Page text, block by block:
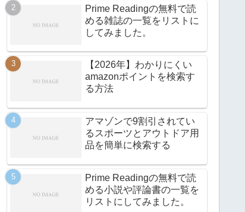
Prime Readingの無料で読
める雑誌の一覧をリストに
してみました。
【2026年】わかりにくい
amazonポイントを検索す
る方法
アマゾンで9割引されてい
るスポーツとアウトドア用
品を簡単に検索する
Prime Readingの無料で読
める小説や評論書の一覧を
リストにしてみました。